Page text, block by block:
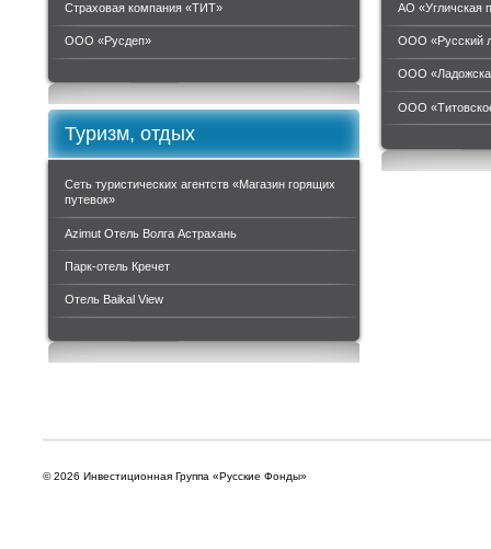
Страховая компания «ТИТ»
ООО «Руcдеп»
АО «Угличская
ООО «Русский
ООО
ООО
Туризм, отдых
Сеть туристических агентств «Магазин горящих
путевок»
Azimut Отель Волга Астрахань
Парк-отель Кречет
Отель Baikal View
© 2026 Инвестиционная Группа «Русские Фонды»